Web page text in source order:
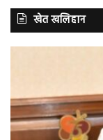
खेत खलिहान